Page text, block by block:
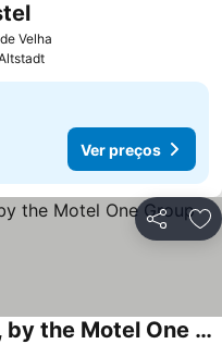
Velha
Ver preços
Ver preços
Partilhar
The Cloud One Nürnberg, by the Motel One Group